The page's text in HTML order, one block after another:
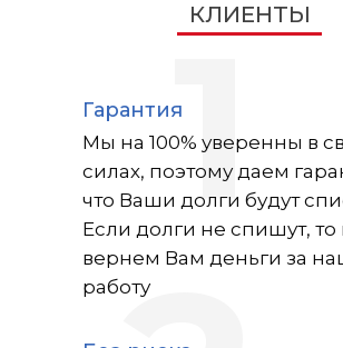
КЛИЕНТЫ
1
Гарантия
Мы на 100% уверенны в
силах, поэтому даем
что Ваши долги будут
Если долги не спишут,
вернем Вам деньги за
работу